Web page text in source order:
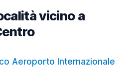
vicino a
Aeroporto Internazionale